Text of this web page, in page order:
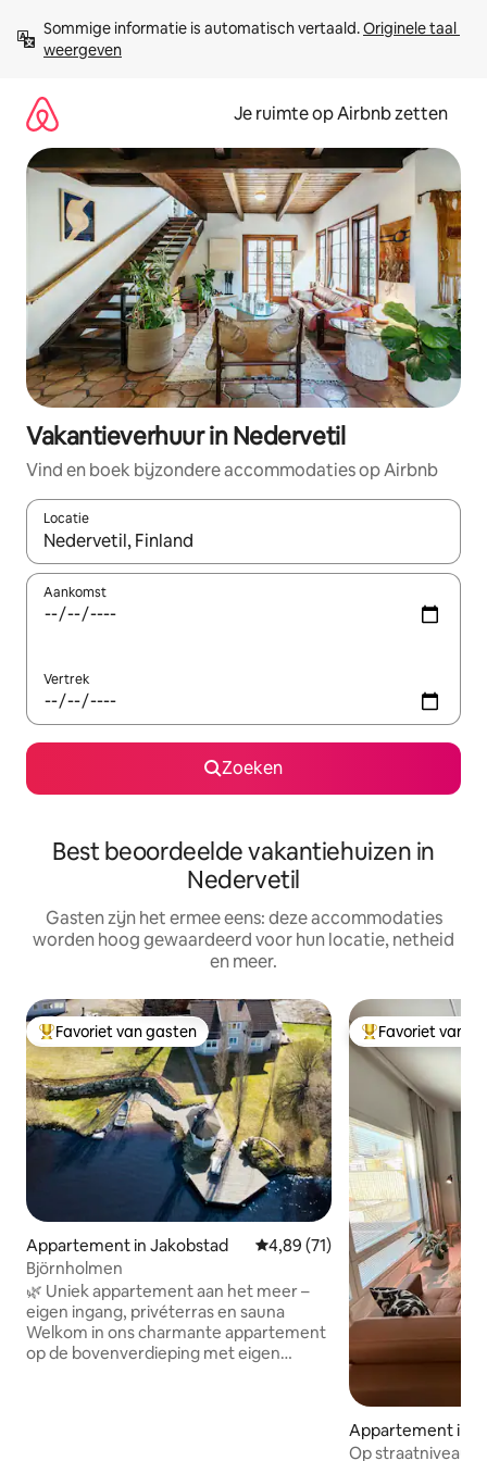
direct
naar
Sommige informatie is automatisch vertaald. Originele taal
weergeven
Je ruimte op Airbnb zetten
Vakantieverhuur in Nedervetil
Vind en boek bijzondere accommodaties op Airbnb
Locatie
Wanneer er suggesties beschikbaar zijn, maak je een keuze
Aankomst
Vertrek
Zoeken
Best beoordeelde vakantiehuizen in
Nedervetil
Gasten zijn het ermee eens: deze accommodaties
worden hoog gewaardeerd voor hun locatie, netheid
en meer.
Topfavoriet van gasten
Favoriet van gasten
Appartement in Jakobstad Gemiddelde beoordeling van
4,89 (71)
Björnholmen
🌿 Uniek appartement aan het meer –
eigen ingang, privéterras en sauna
Welkom in ons charmante appartement
op de bovenverdieping met eigen
Topfavoriet van
Favoriet van
Appartement in
Op straatniveau